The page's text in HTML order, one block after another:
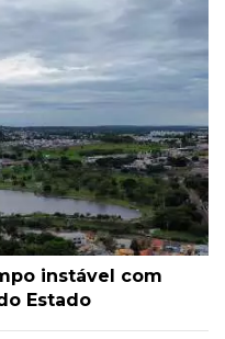
instável com
Estado